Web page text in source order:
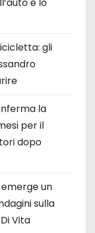
e lo
gli
la
per il
dopo
un
sulla
Vita